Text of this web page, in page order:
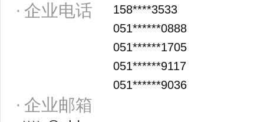
企业电话
158****3533
051******0888
051******1705
051******9117
051******9036
企业邮箱